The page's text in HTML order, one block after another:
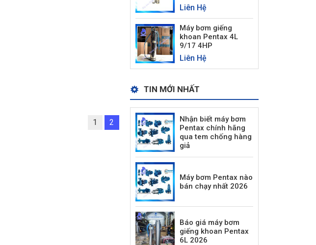
1 2
Liên Hệ
Máy bơm giếng
khoan Pentax 4L
9/17 4HP
Liên Hệ
TIN MỚI NHẤT
Nhận biết máy bơm
Pentax chính hãng
qua tem chống hàng
giả
Máy bơm Pentax nào
bán chạy nhất 2026
Báo giá máy bơm
giếng khoan Pentax
6L 2026